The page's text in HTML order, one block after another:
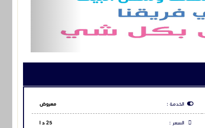
الخدمة : معروض
السعر : 25 د ا